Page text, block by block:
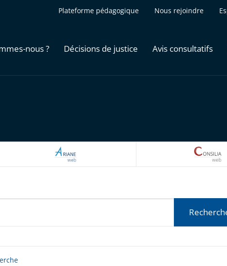
Plateforme pédagogique Nous rejoindre
nous ? Décisions de justice Avis consultatifs
ARIANEWEB